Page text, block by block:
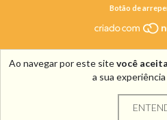
Ao navegar por este sitevocê
a sua
Botão de